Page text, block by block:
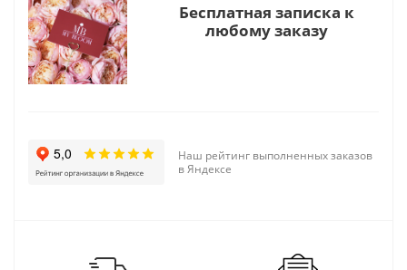
Бесплатная записка к
любому заказу
Наш рейтинг выполненных заказов
в Яндексе